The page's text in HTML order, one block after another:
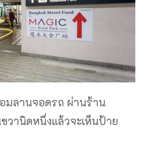
มลานจอดรถ ผ่านร้าน
วานิดหนึ่งแล้วจะเห็นป้าย